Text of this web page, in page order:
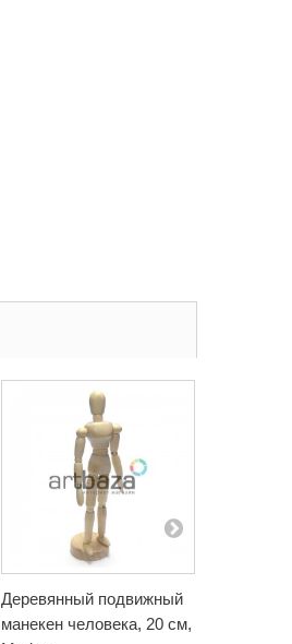
Деревянный подвижный
манекен человека, 20 см,